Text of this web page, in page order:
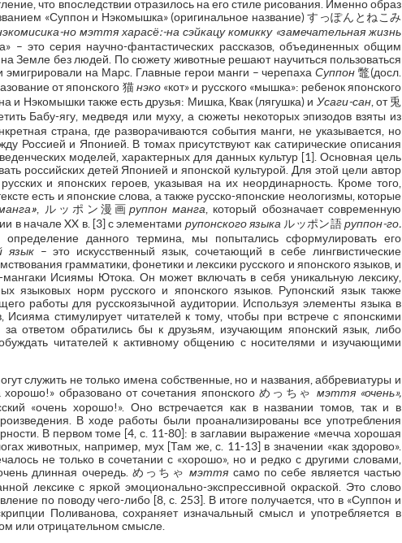
что впоследствии отразилось на его стиле рисования. Именно образ
«Суппон и Нэкомышка» (оригинальное название) すっぽんとねこみ
но мэття харасё:-на сэйкацу комикку «замечательная жизнь
– это серия научно-фантастических рассказов, объединенных общим
Земле без людей. По сюжету животные решают научиться пользоваться
эмигрировали на Марс. Главные герои манги – черепахаСуппон 鼈(досл.
от японского 猫нэко«кот» и русского «мышка»: ребенок японского
Нэкомышки также есть друзья: Мишка, Квак (лягушка) и Усаги-сан, от 兎
Бабу-ягу, медведя или муху, а сюжеты некоторых эпизодов взяты из
страна, где разворачиваются события манги, не указывается, но
Россией и Японией. В томах присутствуют как сатирические описания
моделей, характерных для данных культур [1]. Основная цель
российских детей Японией и японской культурой. Для этой цели автор
и японских героев, указывая на их неординарность. Кроме того,
есть и японские слова, а также русско-японские неологизмы, которые
» , ルッポン漫画 руппон манга , который обозначает современную
в начале XX в. [3] с элементами рупонского языка ルッポン語руппон-го.
данного термина, мы попытались сформулировать его
язык– это искусственный язык, сочетающий в себе лингвистические
грамматики, фонетики и лексики русского и японского языков, и
Исиямы Ютока. Он может включать в себя уникальную лексику,
языковых норм русского и японского языков. Рупонский язык также
работы для русскоязычной аудитории. Используя элементы языка в
Исияма стимулирует читателей к тому, чтобы при встрече с японскими
ответом обратились бы к друзьям, изучающим японский язык, либо
читателей к активному общению с носителями и изучающими
служить не только имена собственные, но и названия, аббревиатуры и
образовано от сочетания японского めっちゃ мэття «очень»,
«очень хорошо!». Оно встречается как в названии томов, так и в
В ходе работы были проанализированы все употребления
В первом томе [4, с. 11-80]: в заглавии выражение «мечча хорошая
животных, например, мух [Там же, с. 11-13] в значении «как здорово».
не только в сочетании с «хорошо», но и редко с другими словами,
длинная очередь. めっちゃмэття само по себе является частью
лексике с яркой эмоционально-экспрессивной окраской. Это слово
по поводу чего-либо [8, с. 253]. В итоге получается, что в «Суппон и
Поливанова, сохраняет изначальный смысл и употребляется в
или отрицательном смысле.